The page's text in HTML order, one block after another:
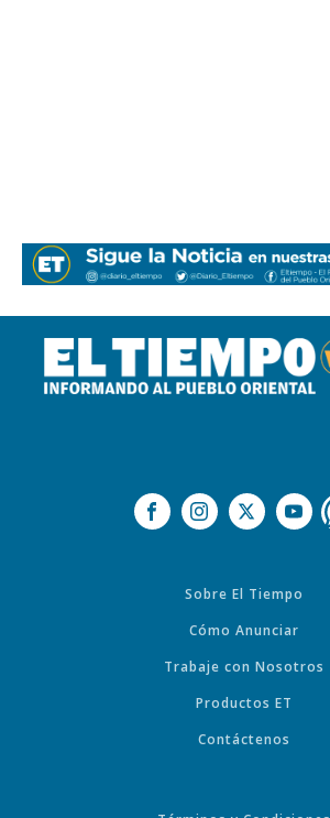
Sobre El Tiempo
Cómo Anunciar
Trabaje con Nosotros
Productos ET
Contáctenos